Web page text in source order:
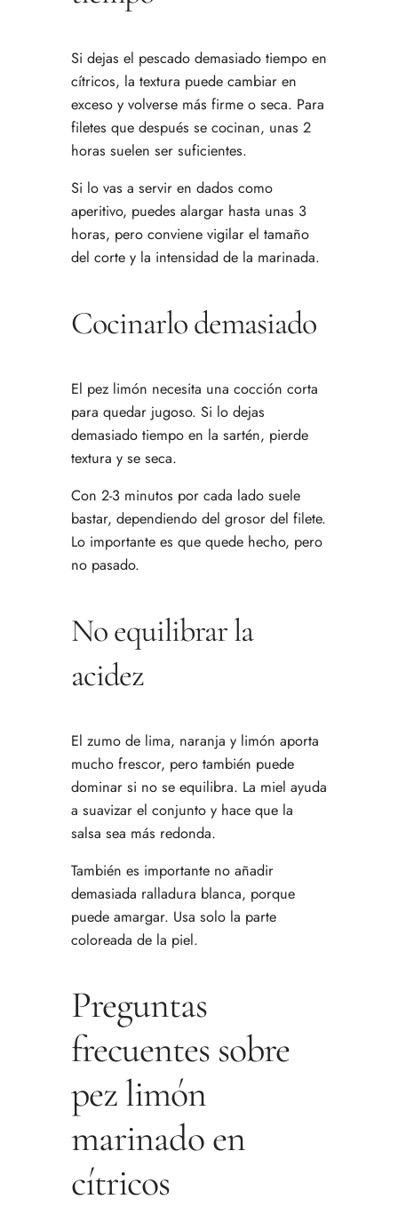
Si dejas el pescado demasiado tiempo en
cítricos, la textura puede cambiar en
exceso y volverse más firme o seca. Para
filetes que después se cocinan, unas 2
horas suelen ser suficientes.
Si lo vas a servir en dados como
aperitivo, puedes alargar hasta unas 3
horas, pero conviene vigilar el tamaño
del corte y la intensidad de la marinada.
Cocinarlo demasiado
El pez limón necesita una cocción corta
para quedar jugoso. Si lo dejas
demasiado tiempo en la sartén, pierde
textura y se seca.
Con 2-3 minutos por cada lado suele
bastar, dependiendo del grosor del filete.
Lo importante es que quede hecho, pero
no pasado.
No equilibrar la
acidez
El zumo de lima, naranja y limón aporta
mucho frescor, pero también puede
dominar si no se equilibra. La miel ayuda
a suavizar el conjunto y hace que la
salsa sea más redonda.
También es importante no añadir
demasiada ralladura blanca, porque
puede amargar. Usa solo la parte
coloreada de la piel.
Preguntas
frecuentes sobre
pez limón
marinado en
cítricos